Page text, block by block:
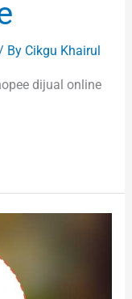
By Cikgu Khairul
dijual online